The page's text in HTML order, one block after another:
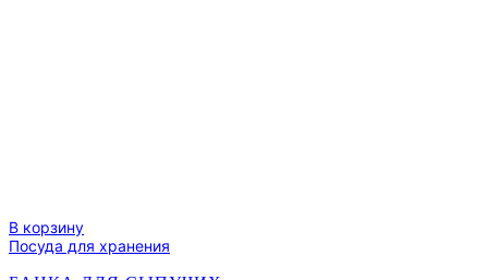
В корзину
Посуда для хранения